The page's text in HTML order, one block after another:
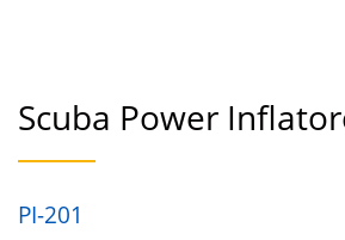
Scuba Power
PI-201